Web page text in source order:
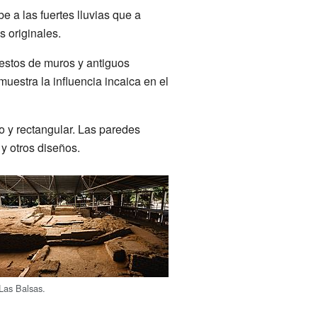
a las fuertes lluvias que a
originales.
de muros y antiguos
la influencia incaica en el
y rectangular. Las paredes
otros diseños.
Balsas.